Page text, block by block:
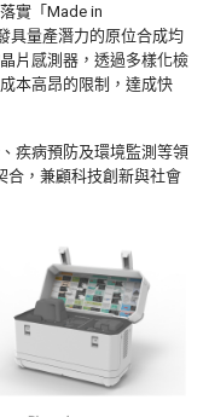
實「Made in
具量產潛力的原位合成均
片感測器，透過多樣化檢
本高昂的限制，達成快
疾病預防及環境監測等領
合，兼顧科技創新與社會